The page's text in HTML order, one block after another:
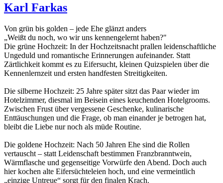
Karl Farkas
Von grün bis golden – jede Ehe glänzt anders
„Weißt du noch, wo wir uns kennengelernt haben?"
Die grüne Hochzeit: In der Hochzeitsnacht prallen leidenschaftliche
Ungeduld und romantische Erinnerungen aufeinander. Statt
Zärtlichkeit kommt es zu Eifersucht, kleinen Quizspielen über die
Kennenlernzeit und ersten handfesten Streitigkeiten.
Die silberne Hochzeit: 25 Jahre später sitzt das Paar wieder im
Hotelzimmer, diesmal im Beisein eines keuchenden Hotelgrooms.
Zwischen Frust über vergessene Geschenke, kulinarische
Enttäuschungen und die Frage, ob man einander je betrogen hat,
bleibt die Liebe nur noch als müde Routine.
Die goldene Hochzeit: Nach 50 Jahren Ehe sind die Rollen
vertauscht – statt Leidenschaft bestimmen Franzbranntwein,
Wärmflasche und gegenseitige Vorwürfe den Abend. Doch auch
hier kochen alte Eifersüchteleien hoch, und eine vermeintlich
„einzige Untreue“ sorgt für den finalen Krach.